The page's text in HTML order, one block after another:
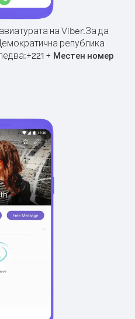
на Viber.За да
република
+221 + Местен номер